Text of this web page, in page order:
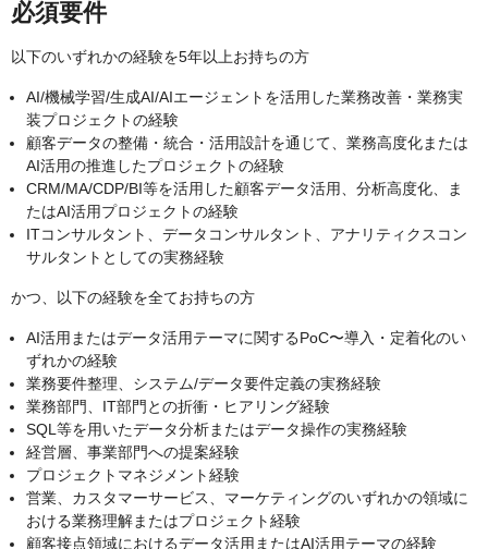
必須要件
以下のいずれかの経験を5年以上お持ちの方
AI/機械学習/生成AI/AIエージェントを活用した業務改善・業務実
装プロジェクトの経験
顧客データの整備・統合・活用設計を通じて、業務高度化または
AI活用の推進したプロジェクトの経験
CRM/MA/CDP/BI等を活用した顧客データ活用、分析高度化、ま
たはAI活用プロジェクトの経験
ITコンサルタント、データコンサルタント、アナリティクスコン
サルタントとしての実務経験
かつ、以下の経験を全てお持ちの方
AI活用またはデータ活用テーマに関するPoC〜導入・定着化のい
ずれかの経験
業務要件整理、システム/データ要件定義の実務経験
業務部門、IT部門との折衝・ヒアリング経験
SQL等を用いたデータ分析またはデータ操作の実務経験
経営層、事業部門への提案経験
プロジェクトマネジメント経験
営業、カスタマーサービス、マーケティングのいずれかの領域に
おける業務理解またはプロジェクト経験
顧客接点領域におけるデータ活用またはAI活用テーマの経験